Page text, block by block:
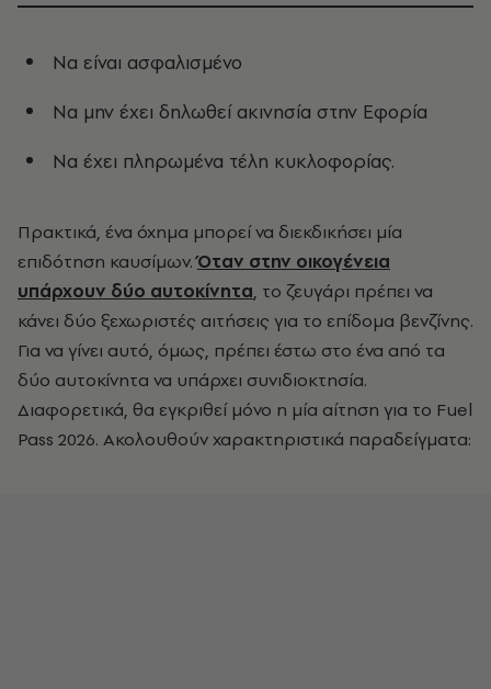
Να είναι ασφαλισμένο
Να μην έχει δηλωθεί ακινησία στην Εφορία
Να έχει πληρωμένα τέλη κυκλοφορίας.
Πρακτικά, ένα όχημα μπορεί να διεκδικήσει μία
επιδότηση καυσίμων.Όταν στην οικογένεια
υπάρχουν δύο αυτοκίνητα, το ζευγάρι πρέπει να
κάνει δύο ξεχωριστές αιτήσεις για το επίδομα βενζίνης.
Για να γίνει αυτό, όμως, πρέπει έστω στο ένα από τα
δύο αυτοκίνητα να υπάρχει συνιδιοκτησία.
Διαφορετικά, θα εγκριθεί μόνο η μία αίτηση για το Fuel
Pass 2026. Ακολουθούν χαρακτηριστικά παραδείγματα: